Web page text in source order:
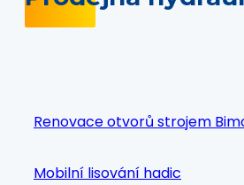
Renovace otvorů strojem
Mobilní lisování hadic